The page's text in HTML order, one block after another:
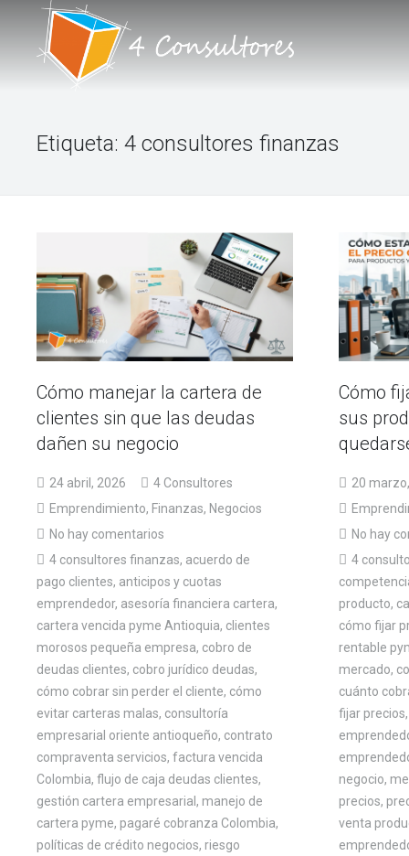
NOSOTROS
BLOG
CONTACTO
Etiqueta: 4 consultores finanzas
Cómo manejar la cartera de
clientes sin que las deudas
dañen su negocio
24 abril, 2026
4 Consultores
Emprendimiento, Finanzas, Negocios
No hay comentarios
4 consultores finanzas, acuerdo de
pago clientes, anticipos y cuotas
emprendedor, asesoría financiera cartera,
cartera vencida pyme Antioquia, clientes
morosos pequeña empresa, cobro de
deudas clientes, cobro jurídico deudas,
cómo cobrar sin perder el cliente, cómo
evitar carteras malas, consultoría
empresarial oriente antioqueño, contrato
compraventa servicios, factura vencida
Colombia, flujo de caja deudas clientes,
gestión cartera empresarial , manejo de
cartera pyme, pagaré cobranza Colombia,
políticas de crédito negocios, riesgo
Cómo
sus
20
No hay
4
producto,
cómo fijar
rentable
mercado,
cuánto
fijar precios
negocio,
precios,
venta